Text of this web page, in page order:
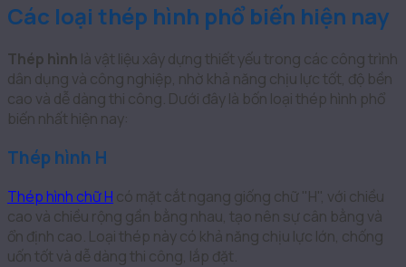
Các loại thép hình phổ biến hiện nay
Thép hình là vật liệu xây dựng thiết yếu trong các công trình
dân dụng và công nghiệp, nhờ khả năng chịu lực tốt, độ bền
cao và dễ dàng thi công. Dưới đây là bốn loại thép hình phổ
biến nhất hiện nay:
Thép hình H
Thép hình chữ H có mặt cắt ngang giống chữ "H", với chiều
cao và chiều rộng gần bằng nhau, tạo nên sự cân bằng và
ổn định cao. Loại thép này có khả năng chịu lực lớn, chống
uốn tốt và dễ dàng thi công, lắp đặt.